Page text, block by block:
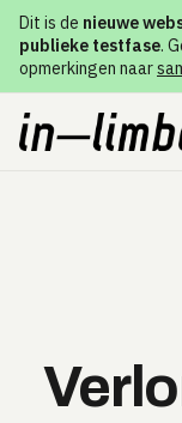
Dit is de nieuwe
publieke testfase.
opmerkingen naar